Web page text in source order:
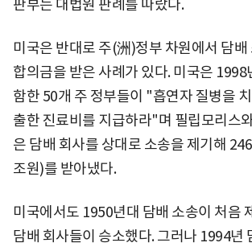
판부는 대법원 판례를 따랐다.
미국은 반대로 주(洲)정부 차원에서 담배
합의금을 받은 사례가 있다. 미국은 1998
함한 50개 주 정부들이 "흡연자 질병을
출한 진료비를 지급하라"며 필립모리스
은 담배 회사를 상대로 소송을 제기해
조원)를 받아냈다.
미국에서도 1950년대 담배 소송이 처음
담배 회사들이 승소했다. 그러나 1994년